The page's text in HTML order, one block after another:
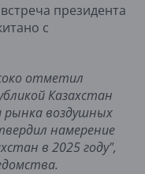
президента
с
отметил
Казахстан
рынка воздушных
намерение
в 2025 году",